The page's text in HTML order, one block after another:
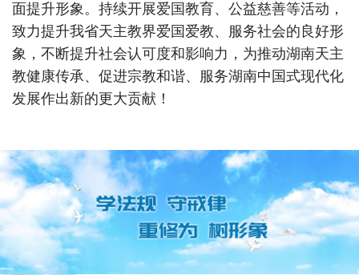
面提升形象。持续开展爱国教育、公益慈善等活动，
致力提升我省天主教界爱国爱教、服务社会的良好形
象，不断提升社会认可度和影响力，为推动湖南天主
教健康传承、促进宗教和谐、服务湖南中国式现代化
发展作出新的更大贡献！